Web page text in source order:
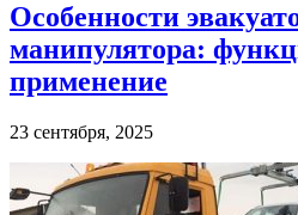
Особенности
манипулятора:
применение
23 сентября, 2025